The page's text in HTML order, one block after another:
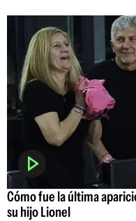
Cómo fue la última
su hijo Lionel